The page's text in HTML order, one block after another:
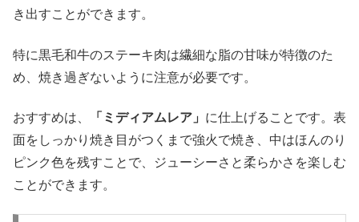
き出すことができます。
特に黒毛和牛のステーキ肉は繊細な脂の甘味が特徴のた
め、焼き過ぎないように注意が必要です。
おすすめは、 「ミディアムレア」 に仕上げることです。表
面をしっかり焼き目がつくまで強火で焼き、中はほんのり
ピンク色を残すことで、ジューシーさと柔らかさを楽しむ
ことができます。